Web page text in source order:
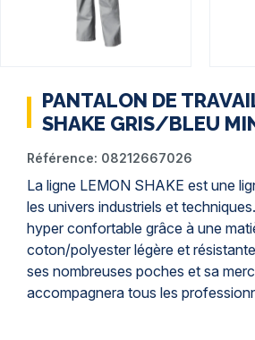
PANTALON DE
SHAKE GRIS/BLEU
Référence: 08212667026
La ligne LEMON SHAKE est une
les univers industriels et
hyper confortable grâce à une
coton/polyester légère et
ses nombreuses poches et sa
accompagnera tous les